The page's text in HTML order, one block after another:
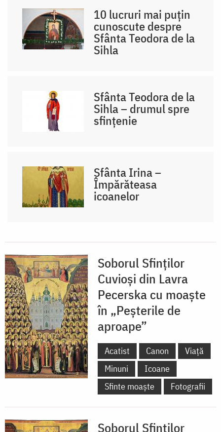
10 lucruri mai puțin
cunoscute despre
Sfânta Teodora de la
Sihla
Sfânta Teodora de la
Sihla – drumul spre
sfințenie
Sfânta Irina –
Împărăteasa
icoanelor
Soborul Sfinților
Cuvioși din Lavra
Pecerska cu moaște
în „Peșterile de
aproape”
Acatist Canon
Viață
Minuni
Icoane
Sfinte moaște
Fotografii
Soborul Sfinților